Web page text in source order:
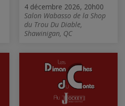
4 décembre 2026, 20h00
Salon Wabasso de la Shop
du Trou Du Diable,
Shawinigan, QC